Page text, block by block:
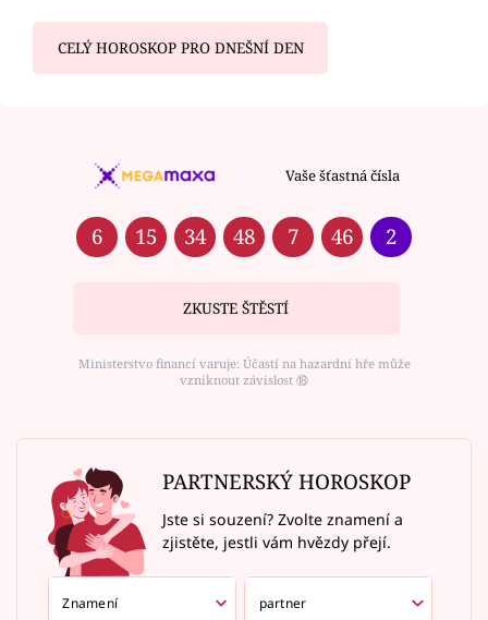
CELÝ HOROSKOP PRO DNEŠNÍ DEN
Vaše šťastná čísla
6 15 34 48 7 46 2
ZKUSTE ŠTĚSTÍ
Ministerstvo financí varuje: Účastí na hazardní hře může
vzniknout závislost ⑱
PARTNERSKÝ HOROSKOP
Jste si souzení? Zvolte znamení a
zjistěte, jestli vám hvězdy přejí.